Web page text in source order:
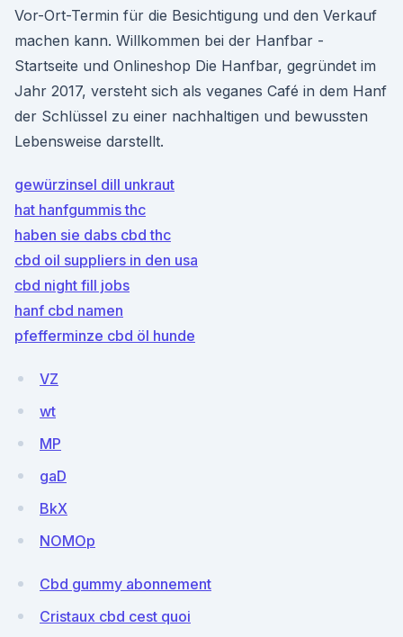
Vor-Ort-Termin für die Besichtigung und den Verkauf
machen kann. Willkommen bei der Hanfbar -
Startseite und Onlineshop Die Hanfbar, gegründet im
Jahr 2017, versteht sich als veganes Café in dem Hanf
der Schlüssel zu einer nachhaltigen und bewussten
Lebensweise darstellt.
gewürzinsel dill unkraut
hat hanfgummis thc
haben sie dabs cbd thc
cbd oil suppliers in den usa
cbd night fill jobs
hanf cbd namen
pfefferminze cbd öl hunde
VZ
wt
MP
gaD
BkX
NOMOp
Cbd gummy abonnement
Cristaux cbd cest quoi